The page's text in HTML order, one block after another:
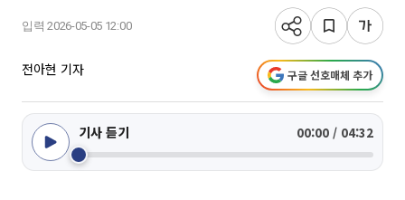
입력 2026-05-05 12:00
전아현 기자 구글 선호매체 추가
기사 듣기 00:00 / 04:32